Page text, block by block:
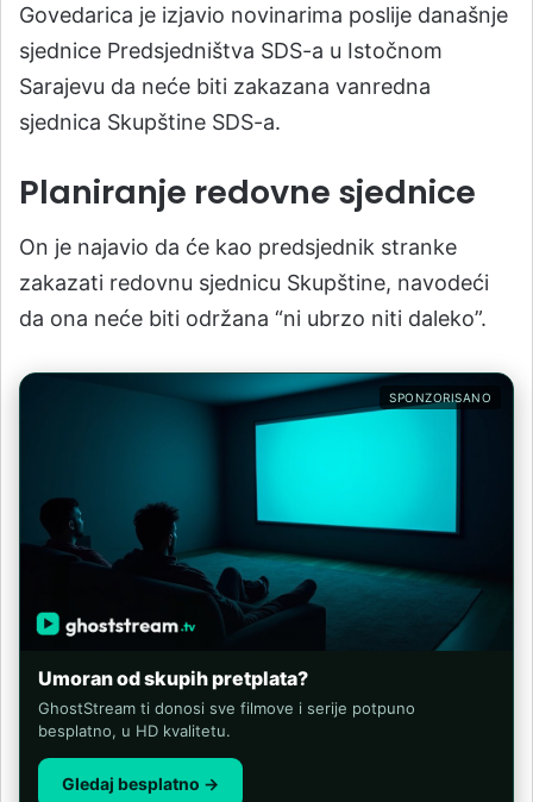
Govedarica je izjavio novinarima poslije današnje
sjednice Predsjedništva SDS-a u Istočnom
Sarajevu da neće biti zakazana vanredna
sjednica Skupštine SDS-a.
Planiranje redovne sjednice
On je najavio da će kao predsjednik stranke
zakazati redovnu sjednicu Skupštine, navodeći
da ona neće biti održana “ni ubrzo niti daleko”.
SPONZORISANO
Umoran od skupih pretplata?
GhostStream ti donosi sve filmove i serije potpuno
besplatno, u HD kvalitetu.
Gledaj besplatno →